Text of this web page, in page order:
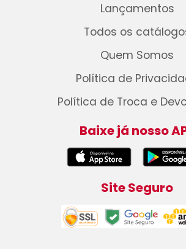
Lançamentos
Todos os
Quem Somos
Política de
Política de Troca e
Baixe já nosso
Site Seguro